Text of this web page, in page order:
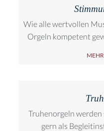
Wie alle wertvollen
Orgeln kompetent
Truhenorgeln werden
gern als